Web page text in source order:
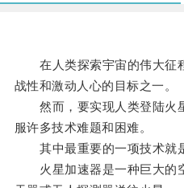
在人类探索宇宙的伟大征
战性和激动人心的目标之一。
然而，要实现人类登陆火
服许多技术难题和困难。
其中最重要的一项技术就是
火星加速器是一种巨大的